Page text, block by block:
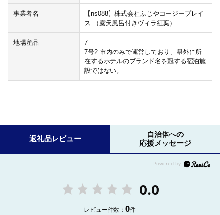
事業者名
【ns088】株式会社ふじやコージープレイ
ス （露天風呂付きヴィラ紅葉）
地場産品
7
7号2 市内のみで運営しており、県外に所
在するホテルのブランド名を冠する宿泊施
設ではない。
返礼品レビュー
自治体への
応援メッセージ
0.0
レビュー件数：0件